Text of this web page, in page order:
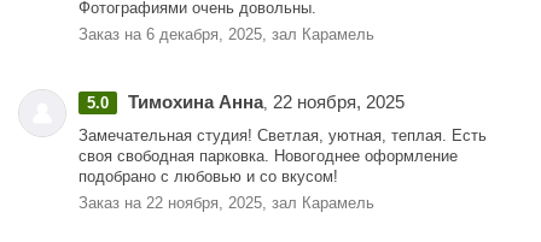
Фотографиями очень довольны.
Заказ на 6 декабря, 2025, зал Карамель
5.0 Тимохина Анна, 22 ноября, 2025
Замечательная студия! Светлая, уютная, теплая. Есть
своя свободная парковка. Новогоднее оформление
подобрано с любовью и со вкусом!
Заказ на 22 ноября, 2025, зал Карамель